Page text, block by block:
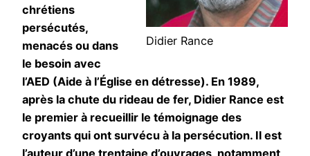
Didier Rance
chrétiens
persécutés,
menacés ou dans
le besoin avec
l’AED (Aide à l’Église en détresse). En 1989,
après la chute du rideau de fer, Didier Rance est
le premier à recueillir le témoignage des
croyants qui ont survécu à la persécution. Il est